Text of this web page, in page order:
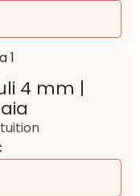
4 mm |